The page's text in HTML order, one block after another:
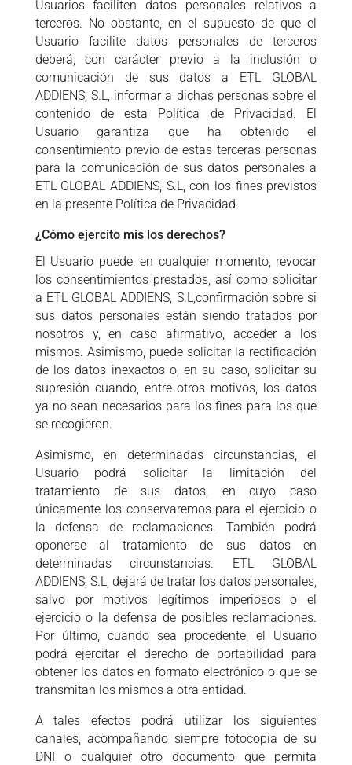
Usuarios faciliten datos personales relativos a
terceros. No obstante, en el supuesto de que el
Usuario facilite datos personales de terceros
deberá, con carácter previo a la inclusión o
comunicación de sus datos a ETL GLOBAL
ADDIENS, S.L, informar a dichas personas sobre el
contenido de esta Política de Privacidad. El
Usuario garantiza que ha obtenido el
consentimiento previo de estas terceras personas
para la comunicación de sus datos personales a
ETL GLOBAL ADDIENS, S.L, con los fines previstos
en la presente Política de Privacidad.
¿Cómo ejercito mis los derechos?
El Usuario puede, en cualquier momento, revocar
los consentimientos prestados, así como solicitar
a ETL GLOBAL ADDIENS, S.L,confirmación sobre si
sus datos personales están siendo tratados por
nosotros y, en caso afirmativo, acceder a los
mismos. Asimismo, puede solicitar la rectificación
de los datos inexactos o, en su caso, solicitar su
supresión cuando, entre otros motivos, los datos
ya no sean necesarios para los fines para los que
se recogieron.
Asimismo, en determinadas circunstancias, el
Usuario podrá solicitar la limitación del
tratamiento de sus datos, en cuyo caso
únicamente los conservaremos para el ejercicio o
la defensa de reclamaciones. También podrá
oponerse al tratamiento de sus datos en
determinadas circunstancias. ETL GLOBAL
ADDIENS, S.L, dejará de tratar los datos personales,
salvo por motivos legítimos imperiosos o el
ejercicio o la defensa de posibles reclamaciones.
Por último, cuando sea procedente, el Usuario
podrá ejercitar el derecho de portabilidad para
obtener los datos en formato electrónico o que se
transmitan los mismos a otra entidad.
A tales efectos podrá utilizar los siguientes
canales, acompañando siempre fotocopia de su
DNI o cualquier otro documento que permita